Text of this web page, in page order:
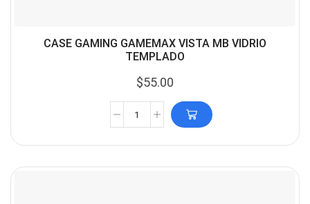
CASE GAMING GAMEMAX VISTA MB VIDRIO
TEMPLADO
$55.00